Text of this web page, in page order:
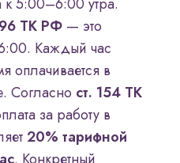
к 5:00–6:00 утра.
ТК РФ — это
Каждый час
оплачивается в
Согласно ст. 154 ТК
за работу в
20% тарифной